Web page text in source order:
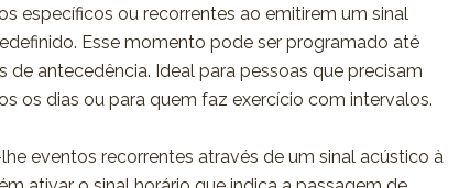
específicos ou recorrentes ao emitirem um sinal
Esse momento pode ser programado até
de antecedência. Ideal para pessoas que precisam
os dias ou para quem faz exercício com intervalos.
eventos recorrentes através de um sinal acústico à